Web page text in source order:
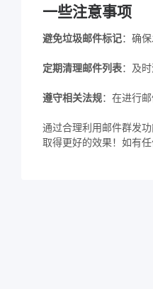
一些注意事项
避免垃圾邮件标记：确
定期清理邮件列表：及
遵守相关法规：在进行
通过合理利用邮件群发
取得更好的效果！如有